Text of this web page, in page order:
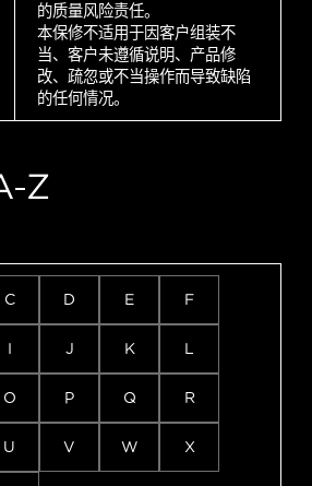
的质量风险责任。
本保修不适用于因客户组装不
当、客户未遵循说明、产品修
改、疏忽或不当操作而导致缺陷
的任何情况。
Z
C D E F
I J K L
O P Q R
U V W X